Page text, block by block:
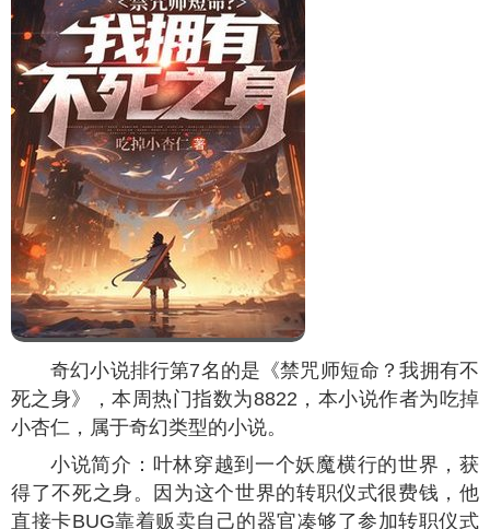
指数为 10412，本小说作者为那一只蚊子，属于奇幻类
型的小说。
小说简介：苏晓与轮回乐园签订契约，穿梭在各
个动漫世界内执行任务。喰种世界，苏晓手持利刃追
杀独眼枭·高槻泉十几条街区。顶上战场，苏晓站在海
军的尸堆上，遥望处刑台上脸色难看的战国，以及目
瞪口呆的艾斯。众契约者：“你特么是不是开了挂，你
根本不是契约者吧，你绝对是原著里的隐藏人物！”苏
晓当然不是普通契约者，他是猎杀者……本书动漫无
限流，作者节操满满，请放心入坑。
TOP7 禁咒师短命？我拥有不死之身